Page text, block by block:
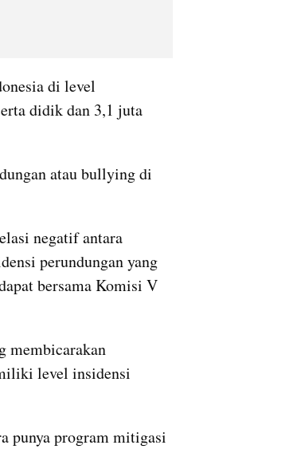
di level
didik dan 3,1 juta
atau bullying di
negatif antara
perundungan yang
bersama Komisi V
membicarakan
level insidensi
punya program mitigasi